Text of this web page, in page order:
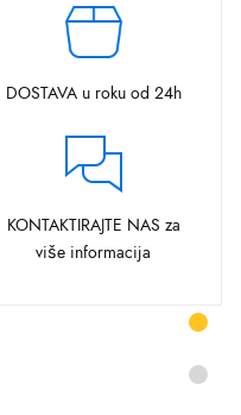
DOSTAVA u roku od 24h
KONTAKTIRAJTE NAS za
više informacija